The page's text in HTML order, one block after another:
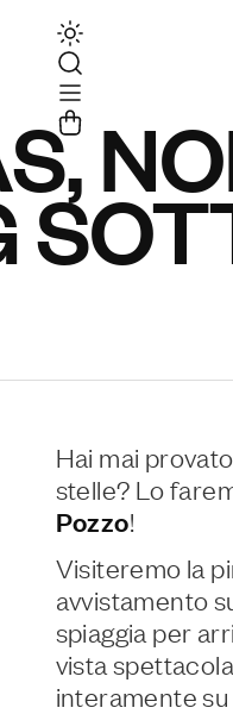
Hai mai
stelle? Lo
Pozzo!
Visiteremo la
avvistamento
spiaggia per
vista
interamente